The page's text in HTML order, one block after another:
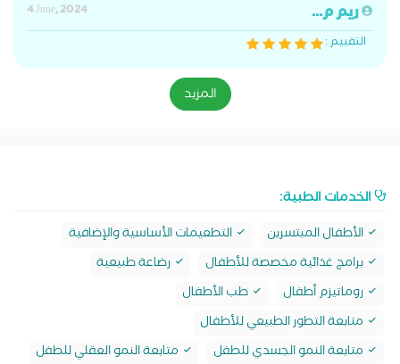
ريم م...
4 June, 2024
التقييم :
المزيد
الخدمات الطبية:
الأطفال المبتسرين
التطعيمات الأساسية والإضافية
برامج غذائية مخصصة للأطفال
رضاعة طبيعية
روماتيزم أطفال
طب الأطفال
متابعة التطور الطبيعي للأطفال
متابعة النمو الجسدي للطفل
متابعة النمو العقلي للطفل